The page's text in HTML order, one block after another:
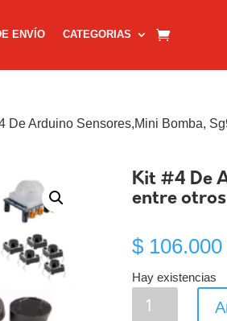
ENVÍO CATEGORIAS
De Arduino Sensores,Mini Bomba,
Kit #4 De
entre
$106.000
Hay existencias